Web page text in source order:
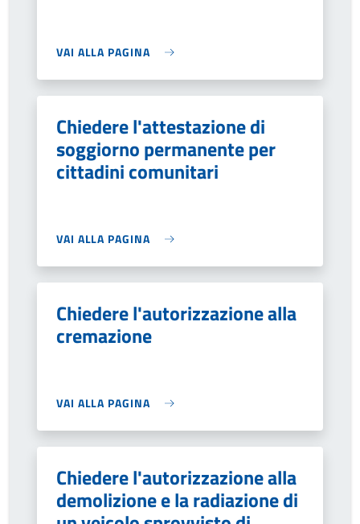
VAI ALLA PAGINA
Chiedere l'attestazione di
soggiorno permanente per
cittadini comunitari
VAI ALLA PAGINA
Chiedere l'autorizzazione alla
cremazione
VAI ALLA PAGINA
Chiedere l'autorizzazione alla
demolizione e la radiazione di